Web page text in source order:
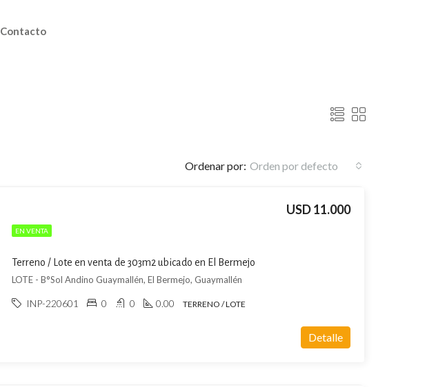
Contacto
Ordenar por: Orden por defecto
EN VENTA
Terreno / Lote en venta de 303m2 ubicado en El Bermejo
USD 11.000
LOTE - B°Sol Andino Guaymallén, El Bermejo, Guaymallén
INP-220601 0 0 0.00 TERRENO / LOTE
Detalle